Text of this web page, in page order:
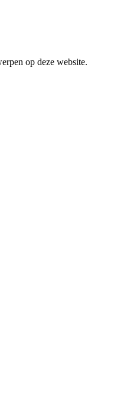
op deze website.